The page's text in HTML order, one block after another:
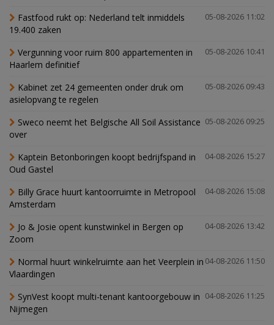
05-08-2026 11:02
Fastfood rukt op: Nederland telt inmiddels
19.400 zaken
05-08-2026 10:41
Vergunning voor ruim 800 appartementen in
Haarlem definitief
05-08-2026 09:43
Kabinet zet 24 gemeenten onder druk om
asielopvang te regelen
05-08-2026 09:25
Sweco neemt het Belgische All Soil Assistance
over
04-08-2026 15:27
Kaptein Betonboringen koopt bedrijfspand in
Oud Gastel
04-08-2026 15:08
Billy Grace huurt kantoorruimte in Metropool
Amsterdam
04-08-2026 13:42
Jo & Josie opent kunstwinkel in Bergen op
Zoom
04-08-2026 11:50
Normal huurt winkelruimte aan het Veerplein in
Vlaardingen
04-08-2026 11:25
SynVest koopt multi-tenant kantoorgebouw in
Nijmegen